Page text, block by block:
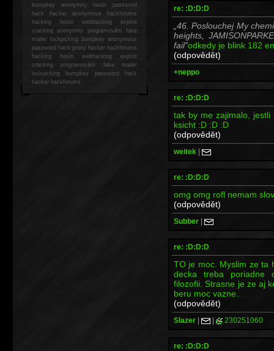
re: :D:D:D
46. Poslouchej My
heights,
fail odkedy je blink 182
(odpovědět)
+neppo
re: :D:D:D
tak by me zajimalo, jestli
ksicht :D :D :D
(odpovědět)
weitek |
re: :D:D:D
omg omg rofl nemam
(odpovědět)
Subber |
re: :D:D:D
TO je moc. Myslim ze ta
decka treba poriadne
filozofii. Strasne je ze aj
beru moc vazne..
(odpovědět)
Slazer | | 230251060
re: :D:D:D
bumpkey anonymity heslo password
hackhacker anonymous hackforums
hackingheslo webhacking exploit
cracking anonymity programování fake
mailer lockpicking bumpkey anonymous
password hack proxy hacker hackforums
hacking heslo webhacking exploit
cracking programování fake mailer
lockpicking bumpkey password hack
hackerhackforums